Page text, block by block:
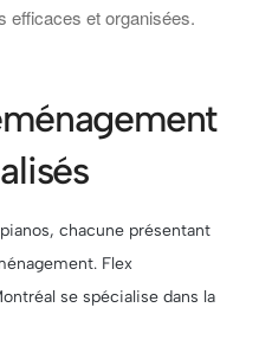
efficaces et organisées.
chacune présentant
Flex
se spécialise dans la